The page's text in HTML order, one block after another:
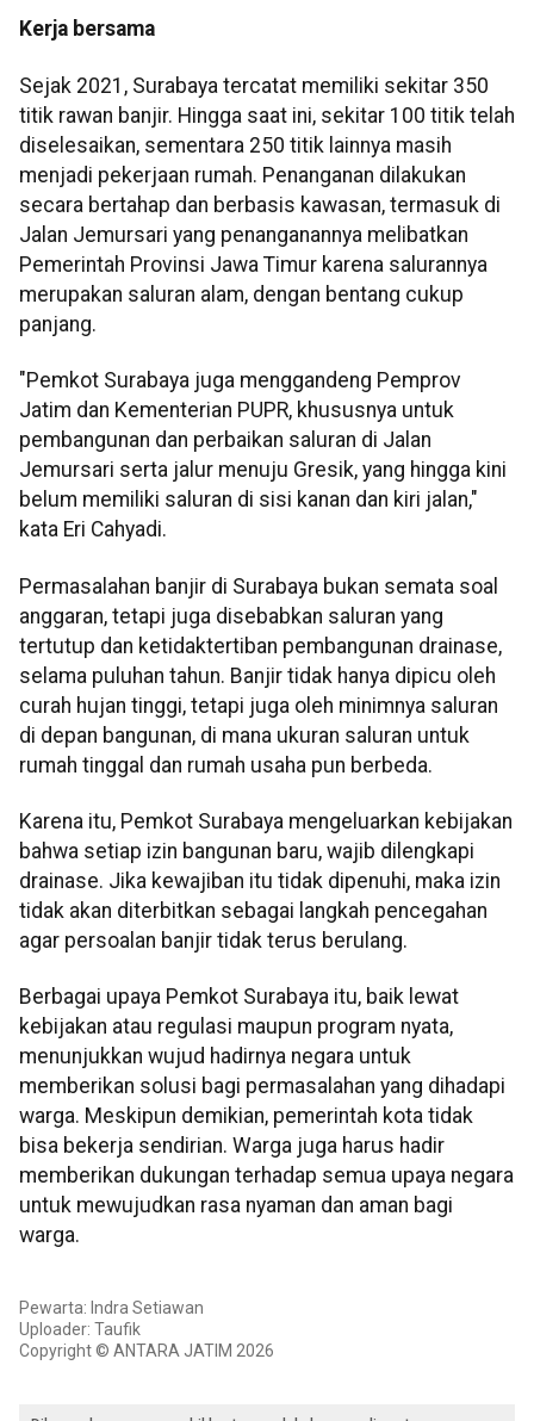
Kerja bersama
Sejak 2021, Surabaya tercatat memiliki sekitar 350
titik rawan banjir. Hingga saat ini, sekitar 100 titik telah
diselesaikan, sementara 250 titik lainnya masih
menjadi pekerjaan rumah. Penanganan dilakukan
secara bertahap dan berbasis kawasan, termasuk di
Jalan Jemursari yang penanganannya melibatkan
Pemerintah Provinsi Jawa Timur karena salurannya
merupakan saluran alam, dengan bentang cukup
panjang.
"Pemkot Surabaya juga menggandeng Pemprov
Jatim dan Kementerian PUPR, khususnya untuk
pembangunan dan perbaikan saluran di Jalan
Jemursari serta jalur menuju Gresik, yang hingga kini
belum memiliki saluran di sisi kanan dan kiri jalan,"
kata Eri Cahyadi.
Permasalahan banjir di Surabaya bukan semata soal
anggaran, tetapi juga disebabkan saluran yang
tertutup dan ketidaktertiban pembangunan drainase,
selama puluhan tahun. Banjir tidak hanya dipicu oleh
curah hujan tinggi, tetapi juga oleh minimnya saluran
di depan bangunan, di mana ukuran saluran untuk
rumah tinggal dan rumah usaha pun berbeda.
Karena itu, Pemkot Surabaya mengeluarkan kebijakan
bahwa setiap izin bangunan baru, wajib dilengkapi
drainase. Jika kewajiban itu tidak dipenuhi, maka izin
tidak akan diterbitkan sebagai langkah pencegahan
agar persoalan banjir tidak terus berulang.
Berbagai upaya Pemkot Surabaya itu, baik lewat
kebijakan atau regulasi maupun program nyata,
menunjukkan wujud hadirnya negara untuk
memberikan solusi bagi permasalahan yang dihadapi
warga. Meskipun demikian, pemerintah kota tidak
bisa bekerja sendirian. Warga juga harus hadir
memberikan dukungan terhadap semua upaya negara
untuk mewujudkan rasa nyaman dan aman bagi
warga.
Pewarta: Indra Setiawan
Uploader: Taufik
Copyright © ANTARA JATIM 2026